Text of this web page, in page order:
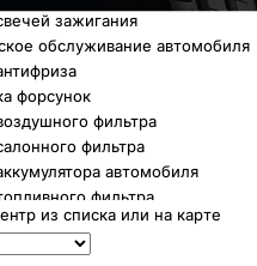
зажигания
обслуживание автомобиля
форсунок
фильтра
фильтра
автомобиля
фильтра
ГУР
ГРМ
из списка или на карте